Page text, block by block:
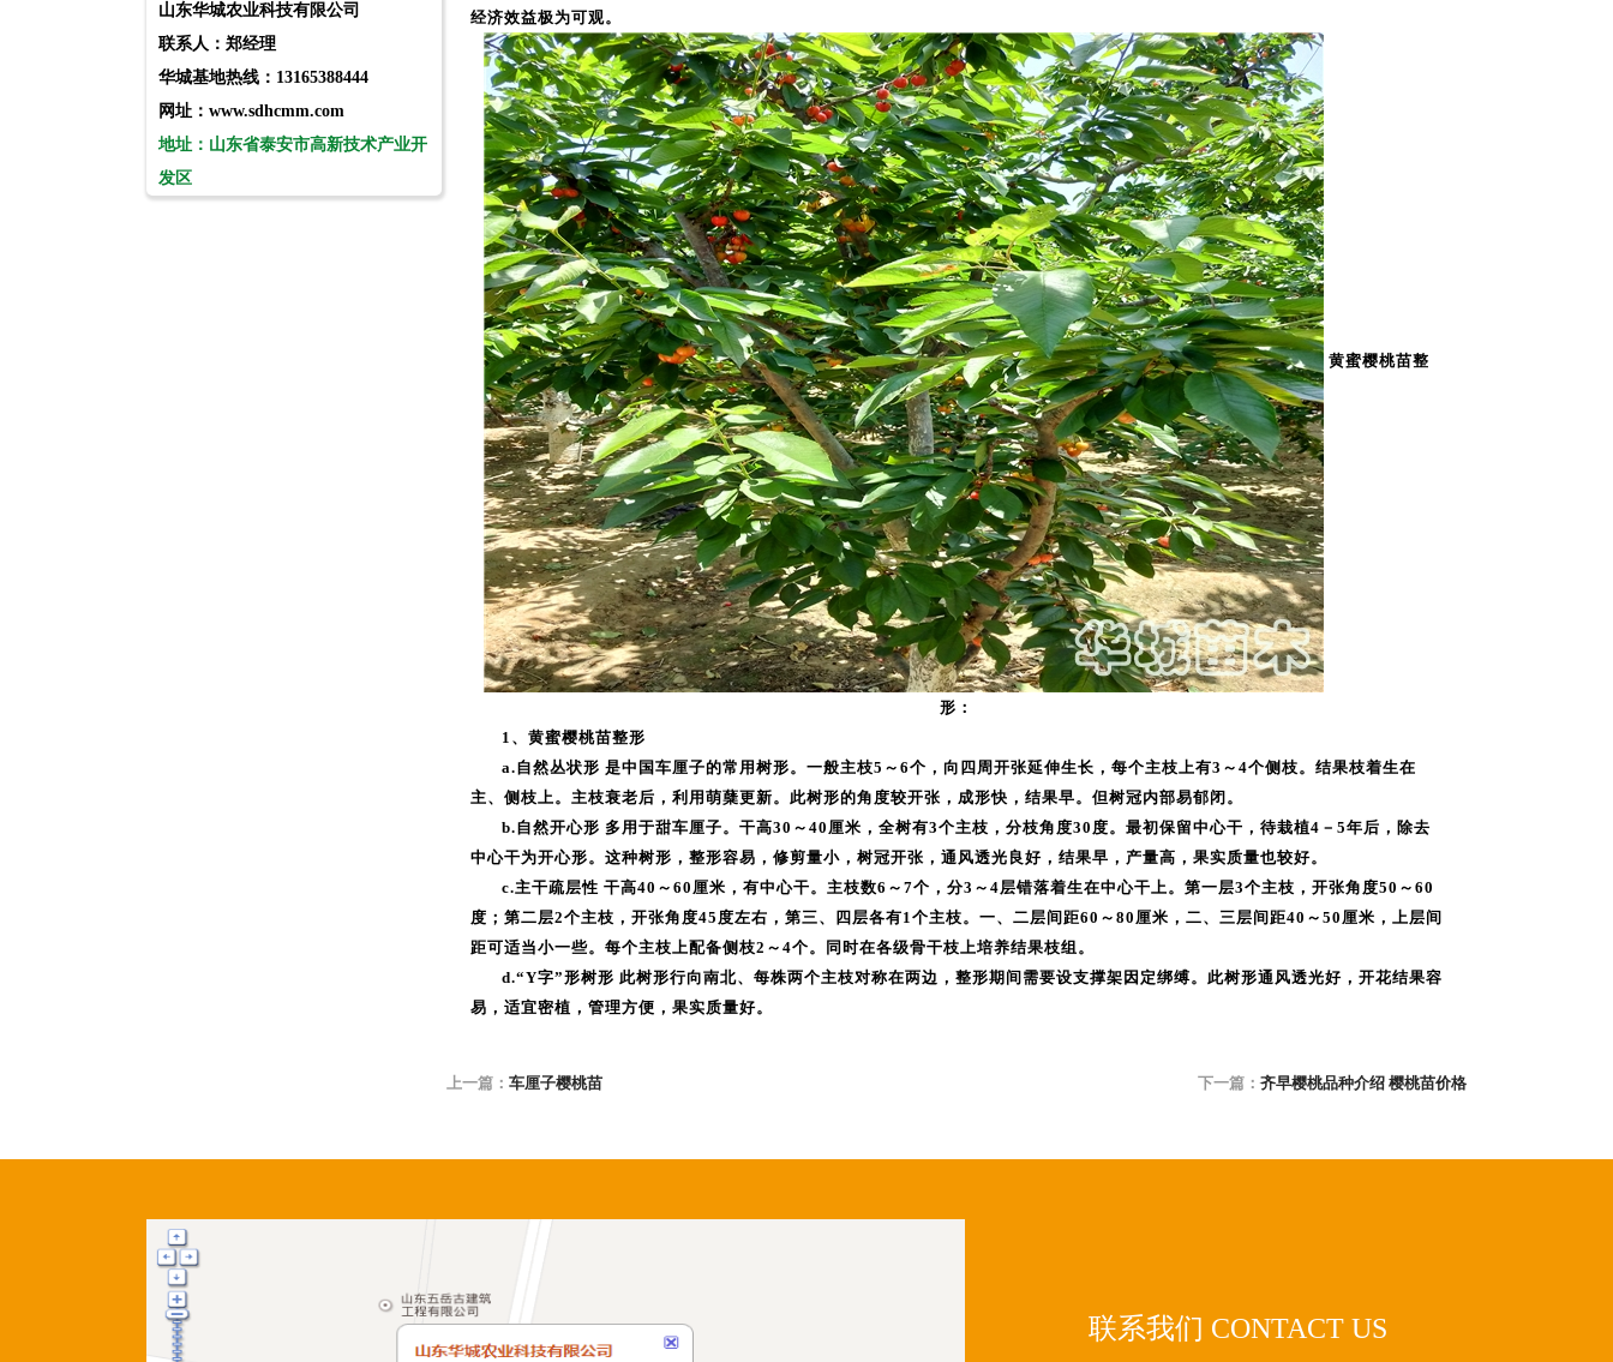
山东华城农业科技有限公司
联系人：郑经理
华城基地热线：13165388444
网址：www.sdhcmm.com
地址：山东省泰安市高新技术产业开
发区
经济效益极为可观。
黄蜜樱桃苗整
形：
1、黄蜜樱桃苗整形
a.自然丛状形 是中国车厘子的常用树形。一般主枝5～6个，向四周开张延伸生长，每个主枝上有3～4个侧枝。结果枝着生在
主、侧枝上。主枝衰老后，利用萌蘖更新。此树形的角度较开张，成形快，结果早。但树冠内部易郁闭。
b.自然开心形 多用于甜车厘子。干高30～40厘米，全树有3个主枝，分枝角度30度。最初保留中心干，待栽植4－5年后，除去
中心干为开心形。这种树形，整形容易，修剪量小，树冠开张，通风透光良好，结果早，产量高，果实质量也较好。
c.主干疏层性 干高40～60厘米，有中心干。主枝数6～7个，分3～4层错落着生在中心干上。第一层3个主枝，开张角度50～60
度；第二层2个主枝，开张角度45度左右，第三、四层各有1个主枝。一、二层间距60～80厘米，二、三层间距40～50厘米，上层间
距可适当小一些。每个主枝上配备侧枝2～4个。同时在各级骨干枝上培养结果枝组。
d.“Y字”形树形 此树形行向南北、每株两个主枝对称在两边，整形期间需要设支撑架因定绑缚。此树形通风透光好，开花结果容
易，适宜密植，管理方便，果实质量好。
上一篇： 车厘子樱桃苗 下一篇：齐早樱桃品种介绍 樱桃苗价格
联系我们 CONTACT US